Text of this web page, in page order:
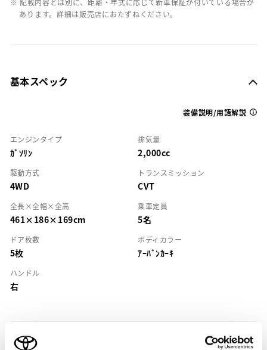
※ 記載内容とは別に、距離・年式に応じて新車保証が付いている場合が
あります。詳細は販売店におたずねください。
基本スペック
装備説明/用語解説
エンジンタイプ
ｶﾞｿﾘﾝ
排気量
2,000cc
駆動方式
4WD
トランスミッション
CVT
全長×全幅×全高
461×186×169cm
乗車定員
5名
ドア枚数
5枚
ボディカラー
ｱｰﾊﾞﾝｶｰｷ
ハンドル
右